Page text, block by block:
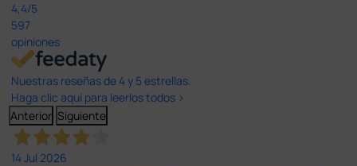
4,4/5
597
opiniones
Nuestras reseñas de 4 y 5 estrellas.
Haga clic aquí para leerlos todos >
Anterior Siguiente
14 Jul 2026